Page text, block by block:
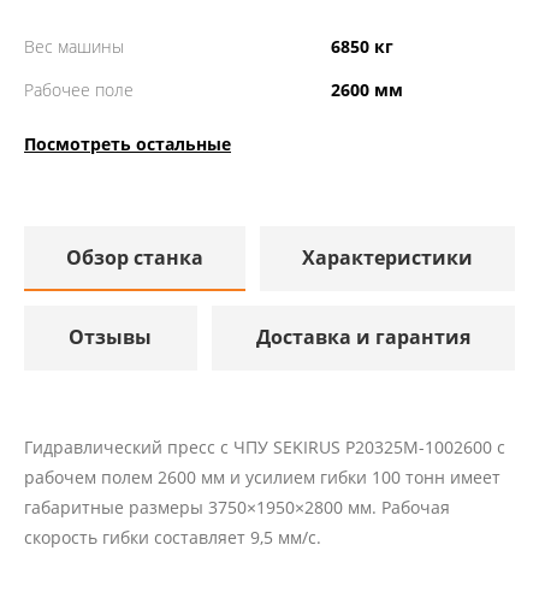
Вес машины
6850 кг
Рабочее поле
2600 мм
Посмотреть остальные
Обзор станка Характеристики
Отзывы Доставка и гарантия
Гидравлический пресс с ЧПУ SEKIRUS P20325M-1002600 с
рабочем полем 2600 мм и усилием гибки 100 тонн имеет
габаритные размеры 3750×1950×2800 мм. Рабочая
скорость гибки составляет 9,5 мм/с.